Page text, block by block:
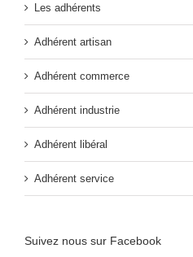
Les adhérents
Adhérent artisan
Adhérent commerce
Adhérent industrie
Adhérent libéral
Adhérent service
Suivez nous sur Facebook